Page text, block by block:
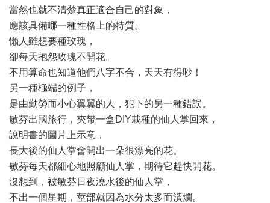
當然也就不清楚真正適合自己的對象，
應該具備哪一種性格上的特質。
懶人雖想要種玫瑰，
卻每天抱怨玫瑰不開花。
不用算命也知道他們八字不合，天天有得吵！
另一種極端的例子，
是由勤勞而小心翼翼的人，犯下的另一種錯誤。
敏芬出國旅行，夾帶一盒DIY栽種的仙人掌回來，
說明書的圖片上示意，
長大後的仙人掌會開出一朵很漂亮的花。
敏芬每天都細心地照顧仙人掌，期待它趕快開花。
沒想到，被敏芬日夜澆水後的仙人掌，
不出一個星期，莖部就因為水分太多而潰爛。